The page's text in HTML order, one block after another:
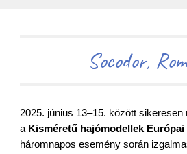
Socodor,
2025. június 13–15. között
a Kisméretű hajómodellek Európai
háromnapos esemény során